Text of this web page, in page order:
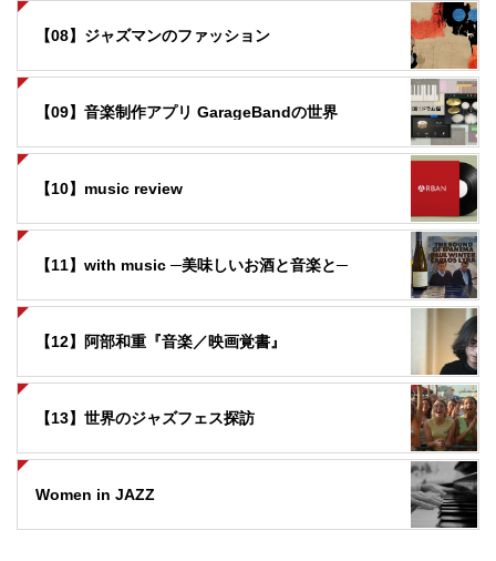
【08】ジャズマンのファッション
【09】音楽制作アプリ GarageBandの世界
【10】music review
【11】with music ─美味しいお酒と音楽と─
【12】阿部和重『音楽／映画覚書』
【13】世界のジャズフェス探訪
Women in JAZZ